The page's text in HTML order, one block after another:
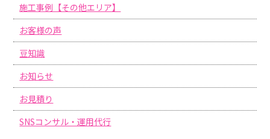
施工事例【その他エリア】
お客様の声
豆知識
お知らせ
お見積り
SNSコンサル・運用代行